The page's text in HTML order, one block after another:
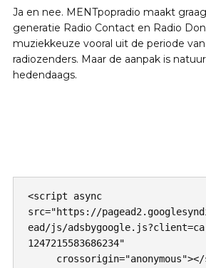
Ja en nee. MENTpopradio maakt
generatie Radio Contact en Radio
muziekkeuze vooral uit de periode
radiozenders. Maar de aanpak is
hedendaags.
<script async
src="https://
ead/js/
1247215583686234"